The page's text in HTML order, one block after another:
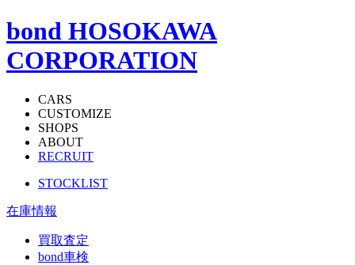
bond HOSOKAWA
CORPORATION
CARS
CUSTOMIZE
SHOPS
ABOUT
RECRUIT
STOCKLIST
在庫情報
買取査定
bond車検